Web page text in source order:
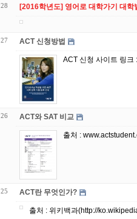
28 [2016학년도] 영어로 대학가기 대학
27 ACT 신청방법
26 ACT와 SAT 비교
출처 :
25 ACT란 무엇인가?